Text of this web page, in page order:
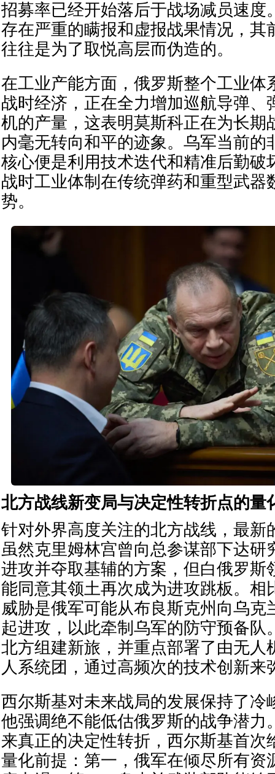
招募率已经开始落后于战场减员速度
存在严重的瞒报和虚报战果情况，其
往往是为了取悦高层而伪造的。
在工业产能方面，俄罗斯整个工业体
战时经济，正在全力增加巡航导弹、
机的产量，这表明莫斯科正在为长期
内毫无转向和平的迹象。乌军当前的
核心便是利用技术迭代和精准后勤破
战时工业体制在传统弹药和重型武器
势。
北方战线新变局与决定性转折点的量
针对外界高度关注的北方战线，最新
虽然克里姆林宫曾向总参谋部下达研
进攻并夺取基辅的方案，但白俄罗斯
能同意其领土再次成为进攻跳板。相
威胁是俄军可能从布良斯克州向乌克
起进攻，以此牵制乌军的防守预备队
北方组建新旅，并重点部署了由无人
人系统团，通过高频次的技术创新来
西尔斯基对未来战局的发展保持了冷
他强调绝不能低估俄罗斯的战争潜力
来真正的决定性转折，西尔斯基首次
量化前提：第一，俄军在倾尽所有资